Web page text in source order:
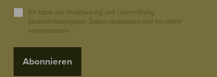
Ich habe die Verarbeitung und Übermittlung
personenbezogener Daten verstanden und bin damit
einverstanden
Abonnieren